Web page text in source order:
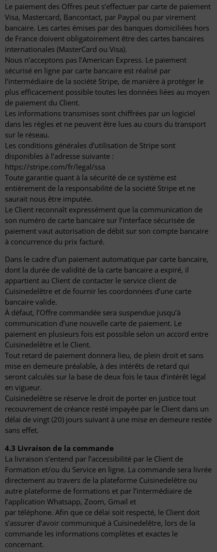
Le paiement des Offres peut s’effectuer par carte de paiement
Visa, Mastercard, Bancontact, par Paypal ou par virement
bancaire. Les cartes émises par des banques domiciliées hors
de France doivent obligatoirement être des cartes bancaires
internationales (MasterCard ou Visa).
Nous n’acceptons pas l’American Express. Le paiement
sécurisé en ligne par carte bancaire est réalisé par
l’intermédiaire de la société Stripe, de manière à protéger le
plus efficacement possible toutes les données liées au moyen
de paiement du Client.
Les informations transmises sont chiffrées par un logiciel
dans les règles et ne peuvent être lues au cours du transport
sur le réseau.
Les conditions générales d’utilisation de Stripe sont
disponibles à l’adresse suivante :
https://stripe.com/fr/legal/ssa
Toute garantie quant à la sécurité de ce système est
entièrement de la responsabilité de la société Stripe et ne
saurait nous être imputée.
Le Client reconnaît expressément que la communication de
son numéro de carte bancaire sur l’interface sécurisée de
paiement vaut autorisation de débit sur son compte bancaire
à concurrence du prix facturé.
Dans le cadre d’un paiement automatique par carte bancaire,
dont la durée de validité de la carte bancaire a expiré, il
appartient au Client de contacter le service client de
Cuisinedelêtre et de fournir les coordonnées d’une carte
bancaire valide.
À défaut, l’Offre commandée sera suspendue jusqu’à
communication d’une nouvelle carte de paiement. Le
paiement en plusieurs fois est possible selon un accord entre
Cuisinedelêtre et le Client.
Tout retard de paiement donnera lieu, de plein droit et sans
mise en demeure préalable, à des intérêts de retard qui
seront calculés sur la base de deux fois le taux d’intérêt légal
en vigueur.
Cuisinedelêtre se réserve le droit de porter en justice tout
recouvrement de créance resté impayée par le Client dans un
délai de vingt (20) jours suivant à une mise en demeure restée
sans effet.
4.3 Livraison de la commande
La livraison s’entend par l’accessibilité par le Client de
Formation et/ou du Service en ligne. La commande sera livrée
directement au travers de la plateforme Cuisinedelêtre ou
autre plateforme de formations et par l’intermédiaire de
l’application Whatsapp, Zoom, Gmail et
par téléphone. Afin que ce délai soit respecté, le Client doit
s’assurer d’avoir communiqué à Cuisinedelêtre, lors de la
commande les informations complètes et exactes le
concernant.